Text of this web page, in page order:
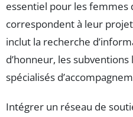
essentiel pour les femmes
correspondent à leur
inclut la recherche
d’honneur, les
spécialisés
Intégrer un réseau de